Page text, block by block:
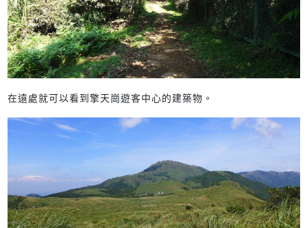
在遠處就可以看到擎天崗遊客中心的建築物。